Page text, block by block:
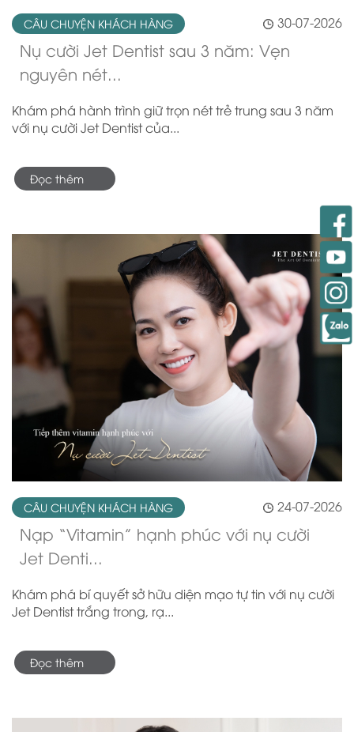
30-07-2026
CÂU CHUYỆN KHÁCH HÀNG
Nụ cười Jet Dentist sau 3 năm: Vẹn
nguyên nét...
Khám phá hành trình giữ trọn nét trẻ trung sau 3 năm
với nụ cười Jet Dentist của...
Đọc thêm
24-07-2026
CÂU CHUYỆN KHÁCH HÀNG
Nạp “Vitamin” hạnh phúc với nụ cười
Jet Denti...
Khám phá bí quyết sở hữu diện mạo tự tin với nụ cười
Jet Dentist trắng trong, rạ...
Đọc thêm